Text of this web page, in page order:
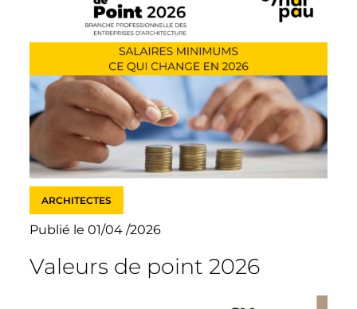
ARCHITECTES
Publié le 01/04 /2026
Valeurs de point 2026